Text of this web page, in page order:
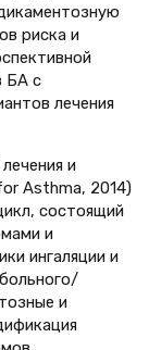
риска и
БА с
лечения
и
Asthma, 2014)
состоящий
и
ингаляции и
и